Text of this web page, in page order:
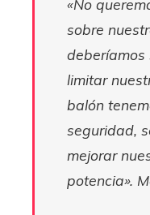
«No
sobre
deberíamos
limitar
balón
seguridad,
mejorar
potencia».